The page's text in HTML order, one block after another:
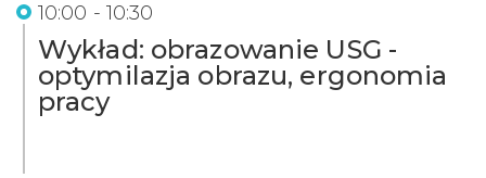
10:00 - 10:30
Wykład: obrazowanie USG -
optymilazja obrazu, ergonomia
pracy